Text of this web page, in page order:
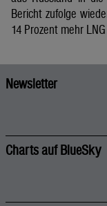
Bericht zufolge
14 Prozent mehr
Newsletter
Charts auf BlueSky